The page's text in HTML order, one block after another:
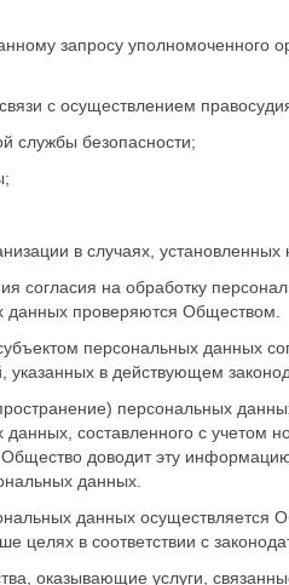
запросу уполномоченного
с осуществлением
службы безопасности;
в случаях,
согласия на обработку
данных проверяются Обществом.
персональных данных
указанных в действующем
персональных
данных, составленного с учетом
доводит эту
данных.
данных осуществляется
целях в соответствии с
оказывающие услуги,